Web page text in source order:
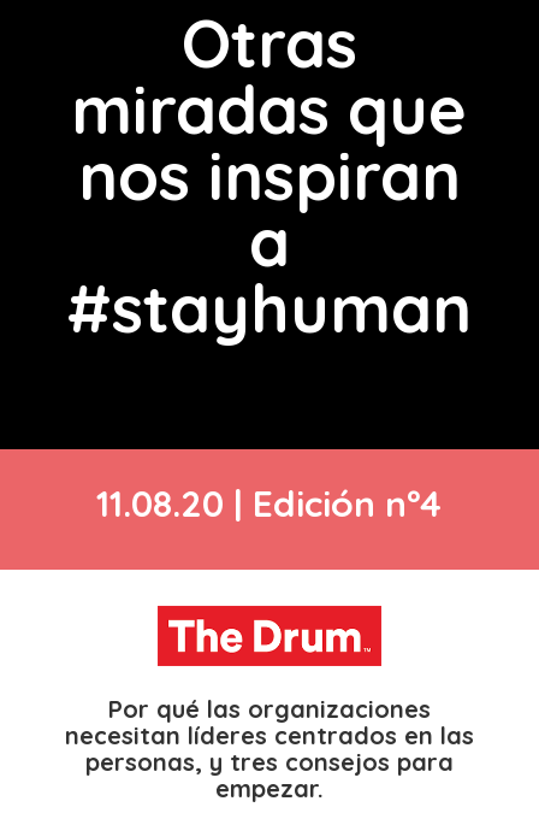
Otras
miradas que
nos inspiran
a
#stayhuman
11.08.20 | Edición nº4
Por qué las organizaciones
necesitan líderes centrados en las
personas, y tres consejos para
empezar.